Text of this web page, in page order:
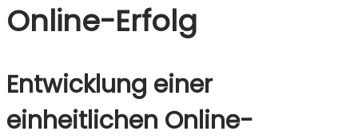
Online-Erfolg
Entwicklung einer
einheitlichen Online-